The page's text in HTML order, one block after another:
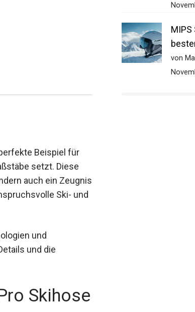
Beispiel für
setzt. Diese
auch ein
für
und
und die
MIPS
von